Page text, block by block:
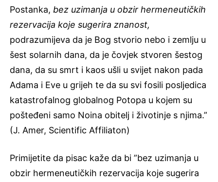
Postanka, bez uzimanja u obzir hermeneutičkih
rezervacija koje sugerira znanost,
podrazumijeva da je Bog stvorio nebo i zemlju u
šest solarnih dana, da je čovjek stvoren šestog
dana, da su smrt i kaos ušli u svijet nakon pada
Adama i Eve u grijeh te da su svi fosili posljedica
katastrofalnog globalnog Potopa u kojem su
pošteđeni samo Noina obitelj i životinje s njima.”
(J. Amer, Scientific Affiliaton)
Primijetite da pisac kaže da bi ”bez uzimanja u
obzir hermeneutičkih rezervacija koje sugerira